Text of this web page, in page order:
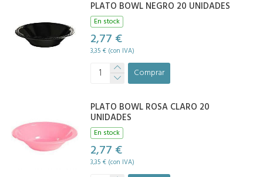
PLATO BOWL NEGRO 20 UNIDADES
En stock
2,77 €
3,35 € (con IVA)
Comprar
PLATO BOWL ROSA CLARO 20
UNIDADES
En stock
2,77 €
3,35 € (con IVA)